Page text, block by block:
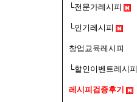
└전문가레시피
└인기레시피
창업교육레시피
└할인이벤트레시피
레시피검증후기